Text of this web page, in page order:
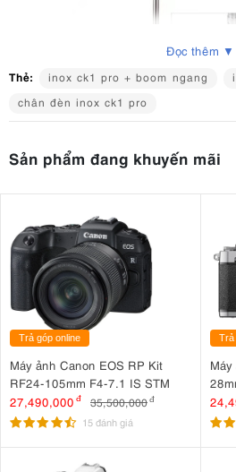
2. Thông số kỹ thuật nổi
Chất liệu: Inox chống gỉ
Chiều cao tối thiểu:
Chiều cao tối đa: 310 cm
Boom ngang: 110 cm
Tải trọng tối đa: 15 kg
Trọng lượng: 11kg
Đường kính ống thân : Ø 30 mm
Đường kính ống chân : Ø 25 mm
Số chân: 3
3. Ưu nhược điểm của
Boom ngang
Đọc thêm ▼
Thẻ: inox ck1 pro + boom ngang
chân đèn inox ck1 pro
Sản phẩm đang khuyến mãi
Trả góp online
Máy ảnh Canon EOS RP Kit
RF24-105mm F4-7.1 IS STM
27,490,000 đ 35,500,000đ
15 đánh giá
Trả